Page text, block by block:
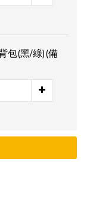
包(黑/綠)(備